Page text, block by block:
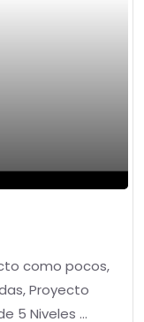
como pocos,
Proyecto
5 Niveles ...